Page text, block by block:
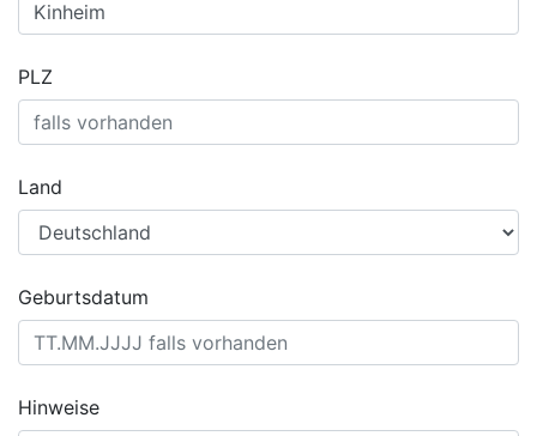
PLZ
Land
Geburtsdatum
Hinweise